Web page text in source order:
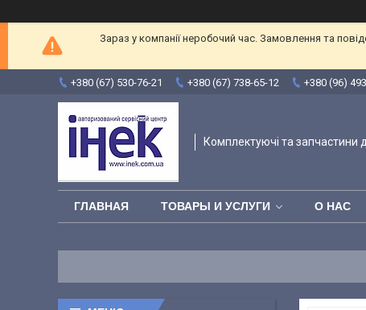
Зараз у компанії неробочий час. Замовлення та
+380 (67) 530-76-21 +380 (67) 738-65-12 +380 (96)
Комплектуючі та запчастини
ГЛАВНАЯ ТОВАРЫ И УСЛУГИ О НАС